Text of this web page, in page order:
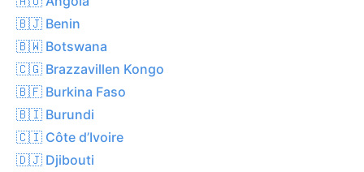
🇧🇯 Benin
🇧🇼 Botswana
🇨🇬 Brazzavillen Kongo
🇧🇫 Burkina Faso
🇧🇮 Burundi
🇨🇮 Côte d’Ivoire
🇩🇯 Djibouti